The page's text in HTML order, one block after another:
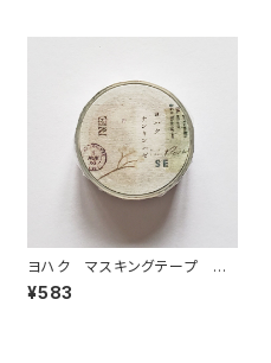
ヨハク マスキングテープ ナ
ンキンハゼ Y-182
¥583